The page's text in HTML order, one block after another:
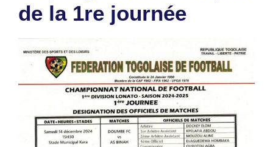
de la 1re journée